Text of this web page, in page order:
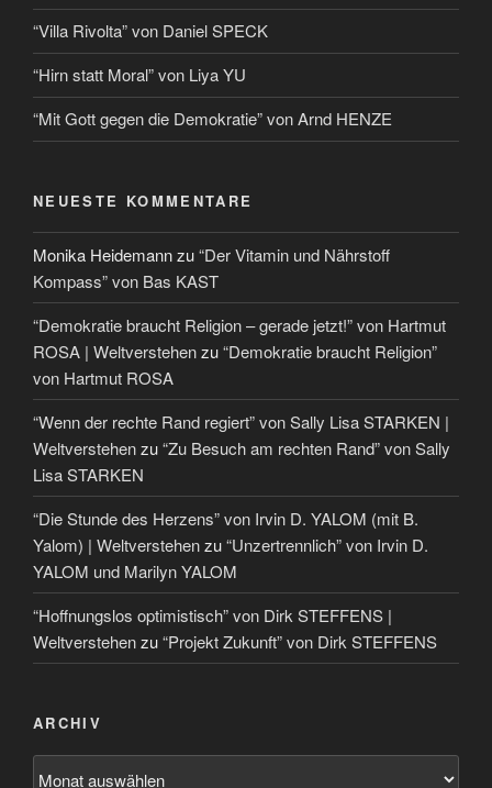
“Villa Rivolta” von Daniel SPECK
“Hirn statt Moral” von Liya YU
“Mit Gott gegen die Demokratie” von Arnd HENZE
NEUESTE KOMMENTARE
Monika Heidemannzu“Der Vitamin und Nährstoff
Kompass” von Bas KAST
“Demokratie braucht Religion – gerade jetzt!” von Hartmut
ROSA | Weltverstehenzu“Demokratie braucht Religion”
von Hartmut ROSA
“Wenn der rechte Rand regiert” von Sally Lisa STARKEN |
Weltverstehenzu“Zu Besuch am rechten Rand” von Sally
Lisa STARKEN
“Die Stunde des Herzens” von Irvin D. YALOM (mit B.
Yalom) | Weltverstehenzu“Unzertrennlich” von Irvin D.
YALOM und Marilyn YALOM
“Hoffnungslos optimistisch” von Dirk STEFFENS |
Weltverstehenzu“Projekt Zukunft” von Dirk STEFFENS
ARCHIV